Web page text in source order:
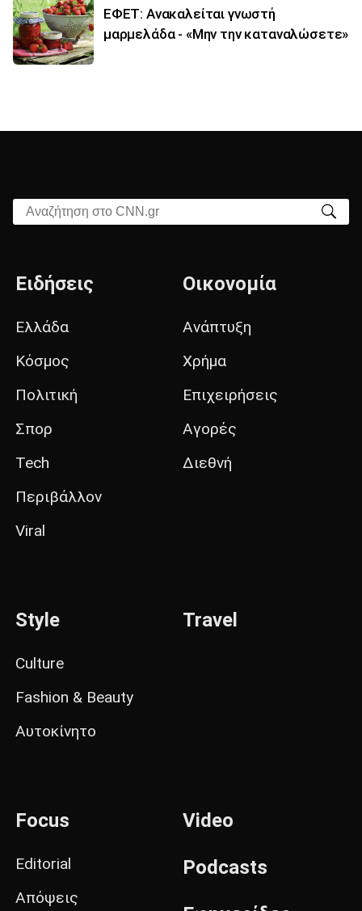
ΕΦΕΤ: Ανακαλείται γνωστή
μαρμελάδα - «Μην την καταναλώσετε»
Αναζήτηση στο CNN.gr
Ειδήσεις
Ελλάδα
Κόσμος
Πολιτική
Σπορ
Tech
Περιβάλλον
Viral
Οικονομία
Ανάπτυξη
Χρήμα
Επιχειρήσεις
Αγορές
Διεθνή
Style
Culture
Fashion & Beauty
Αυτοκίνητο
Travel
Focus
Editorial
Απόψεις
Video
Podcasts